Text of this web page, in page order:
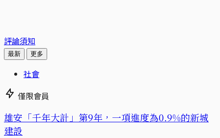
評論須知
最新 更多
社會
僅限會員
​​雄安「千年大計」第9年，一項進度為0.9%的新城
建設